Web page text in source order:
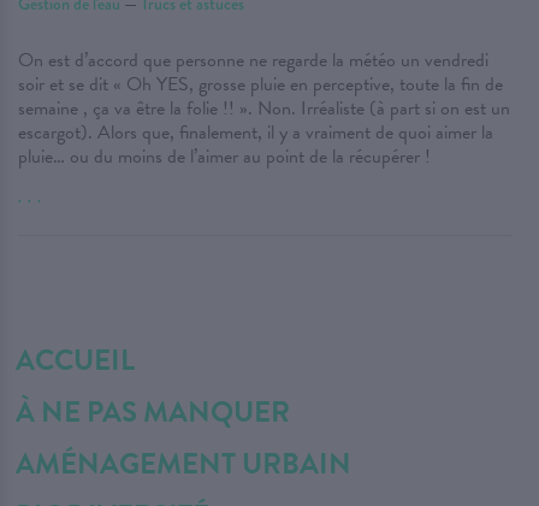
On est d’accord que personne ne regarde la météo un vendredi
soir et se dit « Oh YES, grosse pluie en perceptive, toute la fin de
semaine , ça va être la folie !! ». Non. Irréaliste (à part si on est un
escargot). Alors que, finalement, il y a vraiment de quoi aimer la
pluie… ou du moins de l’aimer au point de la récupérer !
. . .
ACCUEIL
À NE PAS MANQUER
AMÉNAGEMENT URBAIN